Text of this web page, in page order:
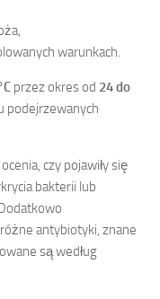
warunkach.
przez okres od 24 do
podejrzewanych
czy pojawiły się
bakterii lub
antybiotyki, znane
są według